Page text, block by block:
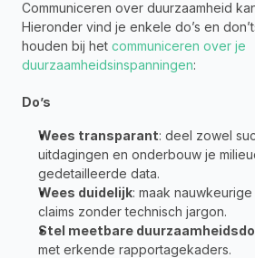
Communiceren over duurzaamheid
Hieronder vind je enkele do’s en
houden bij het communiceren over je
duurzaamheidsinspanningen:
Do’s
Wees transparant: deel zowel
uitdagingen en onderbouw je
gedetailleerde data.
Wees duidelijk: maak
claims zonder technisch jargon.
Stel meetbare
met erkende rapportagekaders.